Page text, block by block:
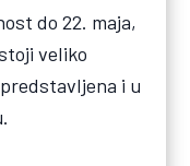
do 22. maja,
veliko
i u